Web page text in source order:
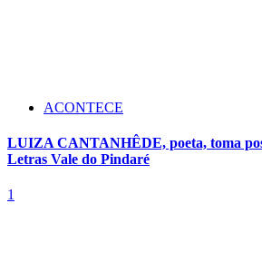
ACONTECE
LUIZA CANTANHÊDE, poeta, toma
Letras Vale do Pindaré
1